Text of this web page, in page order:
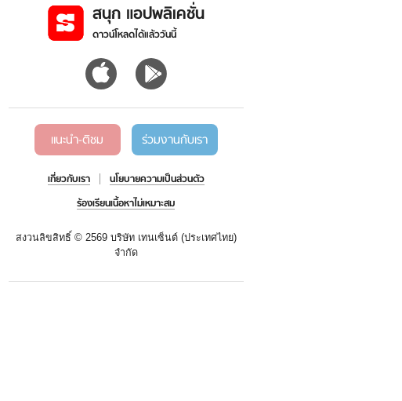
สนุก แอปพลิเคชั่น
ดาวน์โหลดได้แล้ววันนี้
แนะนำ-ติชม ร่วมงานกับเรา
เกี่ยวกับเรา
นโยบายความเป็นส่วนตัว
ร้องเรียนเนื้อหาไม่เหมาะสม
สงวนลิขสิทธิ์ © 2569 บริษัท เทนเซ็นต์ (ประเทศไทย)
จำกัด